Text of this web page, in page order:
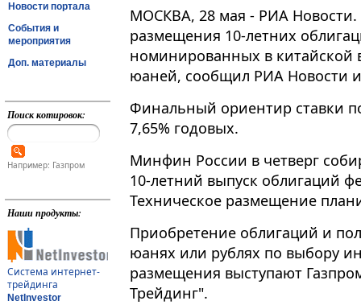
Новости портала
События и
мероприятия
Доп. материалы
Поиск котировок:
Например: Газпром
Наши продукты:
Система интернет-
трейдинга
NetInvestor
МОСКВА, 28 мая - РИА
размещения 10-летних
номинированных в китайской
юаней, сообщил РИА Новости
Финальный ориентир ставки
7,65% годовых​​​.
Минфин России в четверг
10-летний выпуск облигаций
Техническое размещение
Приобретение облигаций и
юанях или рублях по выбору
размещения выступают
Трейдинг".